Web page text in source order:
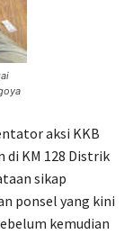
aksi KKB
di KM 128 Distrik
sikap
ponsel yang kini
kemudian